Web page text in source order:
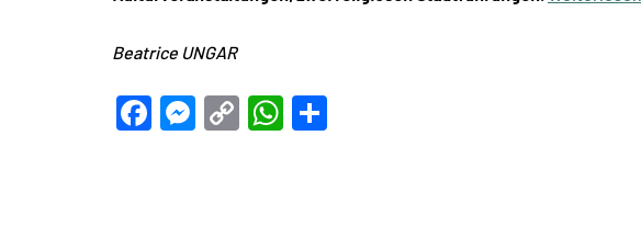
Beatrice UNGAR
Facebook
Messenger
CopyWhatsApp